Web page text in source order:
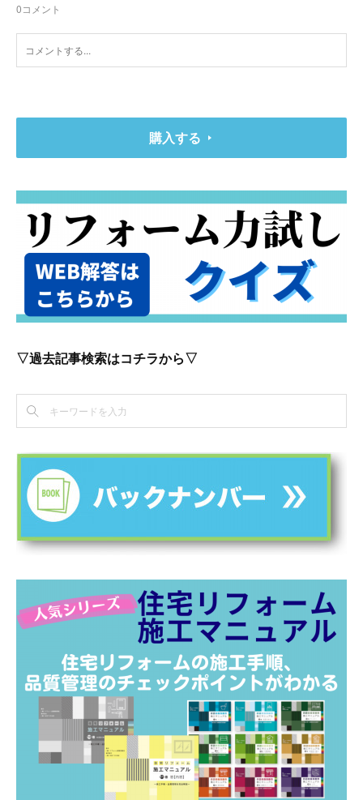
0コメント
購入する
▽過去記事検索はコチラから▽